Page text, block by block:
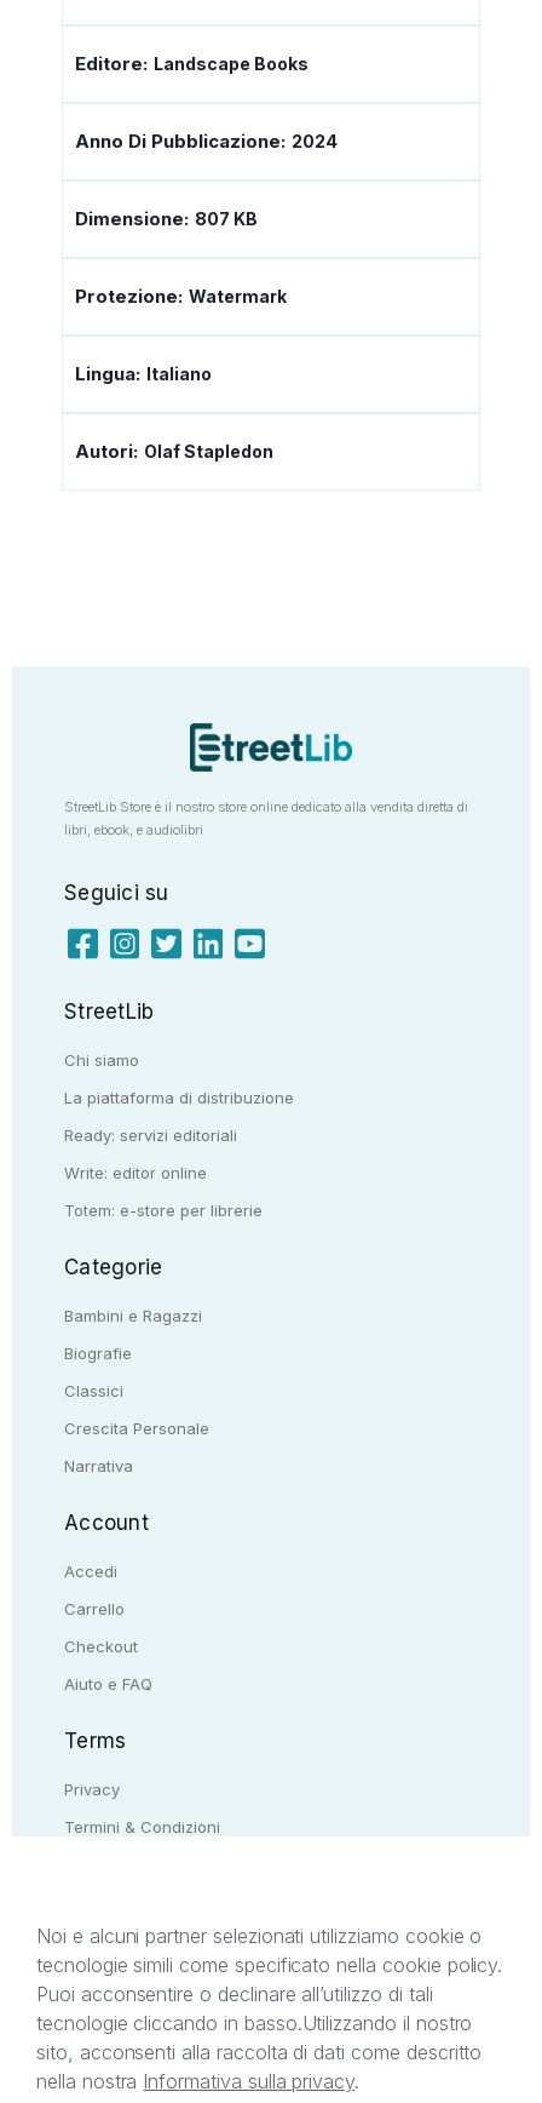
Editore: Landscape Books
Anno Di Pubblicazione: 2024
Dimensione: 807 KB
Protezione: Watermark
Lingua: Italiano
Autori: Olaf Stapledon
StreetLib Store è il nostro store online dedicato alla vendita diretta di
libri, ebook, e audiolibri
Seguici su
StreetLib
Chi siamo
La piattaforma di distribuzione
Ready: servizi editoriali
Write: editor online
Totem: e-store per librerie
Categorie
Bambini e Ragazzi
Biografie
Classici
Crescita Personale
Narrativa
Account
Accedi
Carrello
Checkout
Aiuto e FAQ
Terms
Privacy
Termini & Condizioni
Il presente sito web è di proprietà di StreetLib S.r.l.
C.F. e P.IVA 05338720963. StreetLib S.r.l. è
titolare di tutti i diritti di proprietà intellettuale
afferenti ai marchi, loghi e segni distintivi presenti
sul sito web. Si invita l’utente a prendere visione
Noi e alcuni partner selezionati utilizziamo cookie o
tecnologie simili come specificato nella cookie policy.
Puoi acconsentire o declinare all’utilizzo di tali
tecnologie cliccando in basso.Utilizzando il nostro
sito, acconsenti alla raccolta di dati come descritto
nella nostra Informativa sulla privacy.